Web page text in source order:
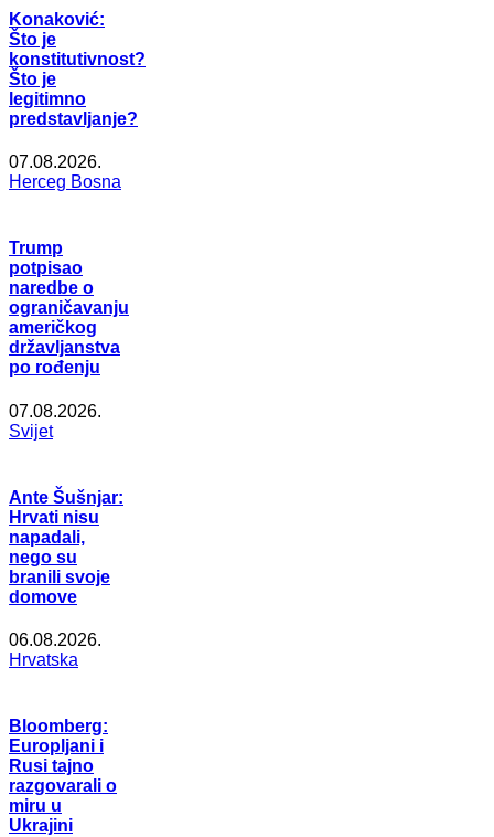
Konaković:
Što je
konstitutivnost?
Što je
legitimno
predstavljanje?
07.08.2026.
Herceg Bosna
Trump
potpisao
naredbe o
ograničavanju
američkog
državljanstva
po rođenju
07.08.2026.
Svijet
Ante Šušnjar:
Hrvati nisu
napadali,
nego su
branili svoje
domove
06.08.2026.
Hrvatska
Bloomberg:
Europljani i
Rusi tajno
razgovarali o
miru u
Ukrajini